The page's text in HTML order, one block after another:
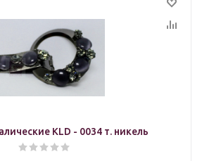
KLD - 0034 т. никель